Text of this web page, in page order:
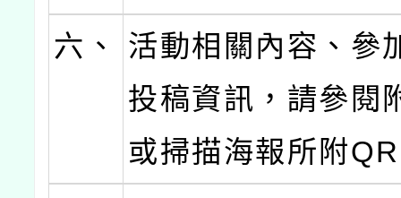
六、
活動相關內容、參
投稿資訊，請參閱
或掃描海報所附